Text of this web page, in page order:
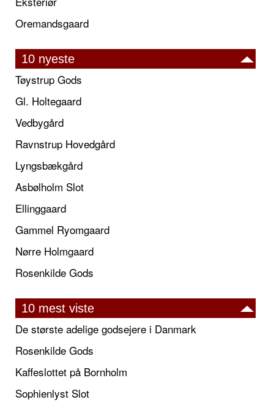
Oremandsgaard
10 nyeste
Tøystrup Gods
Gl. Holtegaard
Vedbygård
Ravnstrup Hovedgård
Lyngsbækgård
Asbølholm Slot
Ellinggaard
Gammel Ryomgaard
Nørre Holmgaard
Rosenkilde Gods
10 mest viste
De største adelige godsejere i Danmark
Rosenkilde Gods
Kaffeslottet på Bornholm
Sophienlyst Slot